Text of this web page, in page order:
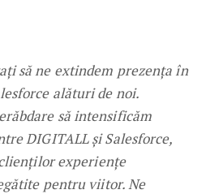
să ne extindem prezența în
alături de noi.
să intensificăm
DIGITALL și Salesforce,
experiențe
pentru viitor. Ne